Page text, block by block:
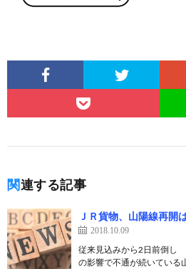
関連する記事
ＪＲ貨物、山陽線再開
2018.10.09
従来見込みから2日前倒し
の影響で不通が続いている